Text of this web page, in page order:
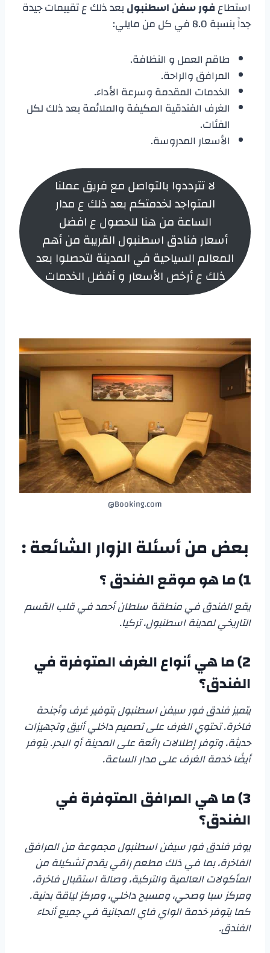
استطاعفور سفن اسطنبولبعد ذلك ع تقييمات جيدة
جداً بنسبة 8.0 في كل من مايلي:
طاقم العمل و النظافة.
المرافق والراحة.
الخدمات المقدمة وسرعة الأداء.
الغرف الفندقية المكيفة والملائمة بعد ذلك لكل
الفئات.
الأسعار المدروسة.
لا تترددوا بالتواصل مع فريق عملنا
المتواجد لخدمتكم بعد ذلك ع مدار
الساعة من هنا للحصول ع افضل
أسعار فنادق اسطنبول القريبة من أهم
المعالم السياحية في المدينة لتحصلوا بعد
ذلك ع أرخص الأسعار و أفضل الخدمات
Booking.com@
بعض من أسئلة الزوار الشائعة :
1) ما هو موقع الفندق ؟
يقع الفندق في منطقة سلطان أحمد في قلب القسم
التاريخي لمدينة اسطنبول، تركيا.
2) ما هي أنواع الغرف المتوفرة في
الفندق؟
يتميز فندق فور سيفن اسطنبول بتوفير غرف وأجنحة
فاخرة. تحتوي الغرف على تصميم داخلي أنيق وتجهيزات
حديثة، وتوفر إطلالات رائعة على المدينة أو البحر. يتوفر
أيضًا خدمة الغرف على مدار الساعة.
3) ما هي المرافق المتوفرة في
الفندق؟
يوفر فندق فور سيفن اسطنبول مجموعة من المرافق
الفاخرة، بما في ذلك مطعم راقي يقدم تشكيلة من
المأكولات العالمية والتركية، وصالة استقبال فاخرة،
ومركز سبا وصحي، ومسبح داخلي، ومركز لياقة بدنية.
كما يتوفر خدمة الواي فاي المجانية في جميع أنحاء
الفندق.